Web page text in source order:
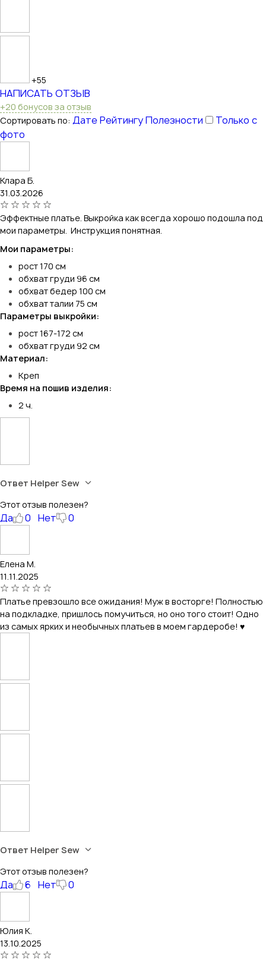
+55
НАПИСАТЬ ОТЗЫВ
+20 бонусов за отзыв
Сортировать по: ДатеРейтингуПолезности
Только с
фото
Клара Б.
31.03.2026
Эффектные платье. Выкройка как всегда хорошо подошла под
мои параметры. Инструкция понятная.
Мои параметры:
рост 170 см
обхват груди 96 см
обхват бедер 100 см
обхват талии 75 см
Параметры выкройки:
рост 167-172 см
обхват груди 92 см
Материал:
Креп
Время на пошив изделия:
2 ч.
Ответ Helper Sew
Этот отзыв полезен?
Да 0 Нет 0
Елена М.
11.11.2025
Платье превзошло все ожидания! Муж в восторге! Полностью
на подкладке, пришлось помучиться, но оно того стоит! Одно
из самых ярких и необычных платьев в моем гардеробе! ♥️
Ответ Helper Sew
Этот отзыв полезен?
Да 6 Нет 0
Юлия К.
13.10.2025